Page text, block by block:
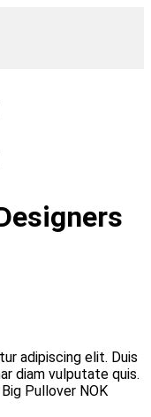
adipiscing elit. Duis
diam vulputate quis.
Pullover NOK